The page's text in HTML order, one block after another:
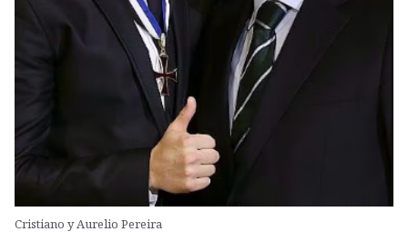
Cristiano y Aurelio Pereira